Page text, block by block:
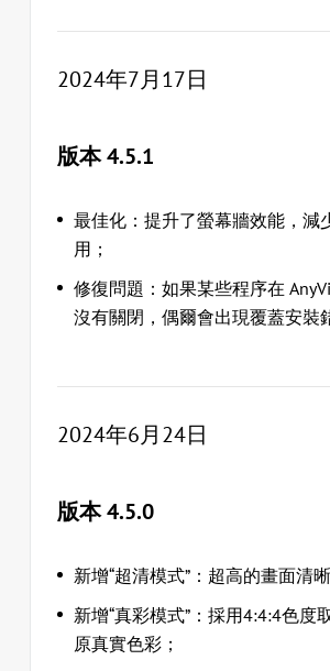
2024年7月17日
版本 4.5.1
最佳化：提升了螢幕牆效能，減
用；
修復問題：如果某些程序在
沒有關閉，偶爾會出現覆蓋安裝
2024年6月24日
版本 4.5.0
新增“超清模式”：超高的畫面清
新增“真彩模式”：採用4:4:4色度
原真實色彩；